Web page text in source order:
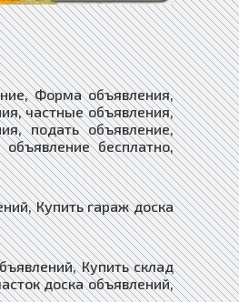
Форма объявления,
частные объявления,
подать объявление,
бесплатно,
Купить гараж доска
Купить склад
доска объявлений,